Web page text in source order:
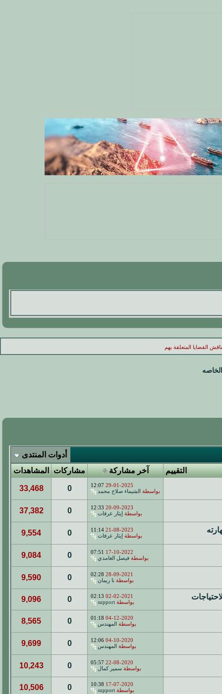
القضايا المتعلقة بهم
أدوات المنتدى
التقييم
آخر مشاركة مشاركات المشاهدات
29-01-2025
12:07
بواسطة
الشيماء صلاح محمد 0
33,468
20-09-2023
12:33
بواسطة
إيثار عرفات 0
37,382
21-08-2023
11:14
بواسطة
إيثار عرفات 0
9,554
17-10-2022
07:51
بواسطة فيصل الغامدي 0
9,084
28-09-2021
02:28
بواسطة نا ريمان 0
9,590
02-02-2021
02:13
بواسطة support
0
9,096
04-12-2020
01:18
بواسطة
المهندس 0
8,565
04-10-2020
12:06
بواسطة
المهندس 0
9,699
22-08-2020
05:57
بواسطة سمير كمال 0
10,243
17-07-2020
10:38
بواسطة support
0
10,506